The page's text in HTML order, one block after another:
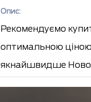
Опис:
Рекомендуємо
оптимальною ціною
якнайшвидше